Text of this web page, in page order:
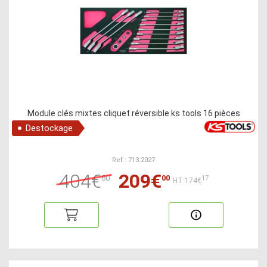
Module clés mixtes cliquet réversible ks tools 16 pièces
Destockage
Ref : 713.2027
404€80 209€00 HT:174€17